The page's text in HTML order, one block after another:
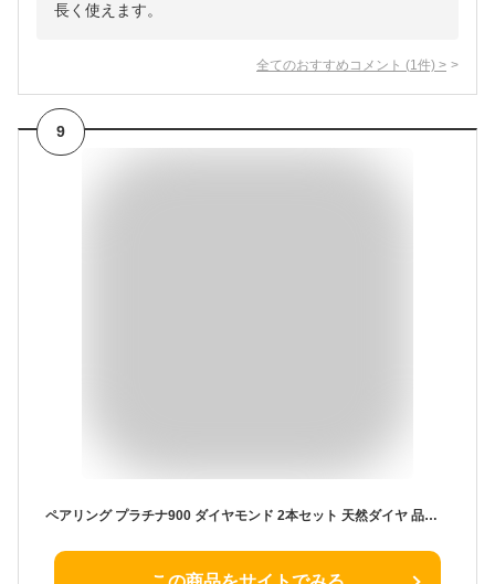
長く使えます。
全てのおすすめコメント (1 件) >
9
ペアリング プラチナ900 ダイヤモンド 2本セット 天然ダイヤ 品質保証書 金属アレルギー 日本製 おしゃれ ジュエリー プレゼント ギフト クリスマス 卒業式 入学式 卒園式 入園式 お祝い